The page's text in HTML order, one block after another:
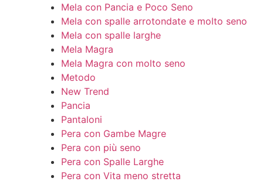
Mela con Pancia e Poco Seno
Mela con spalle arrotondate e molto seno
Mela con spalle larghe
Mela Magra
Mela Magra con molto seno
Metodo
New Trend
Pancia
Pantaloni
Pera con Gambe Magre
Pera con più seno
Pera con Spalle Larghe
Pera con Vita meno stretta